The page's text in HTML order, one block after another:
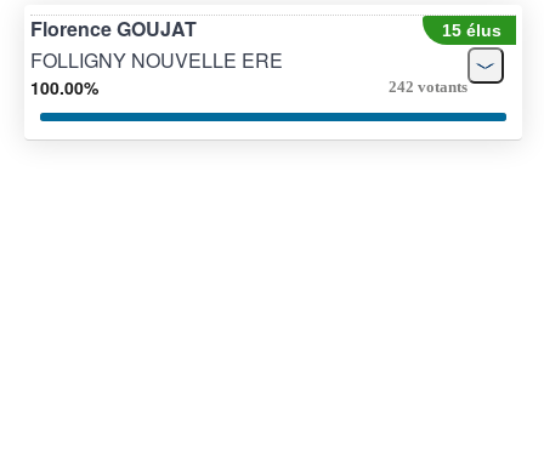
Florence GOUJAT 15 élus
FOLLIGNY NOUVELLE ERE
100.00% 242 votants